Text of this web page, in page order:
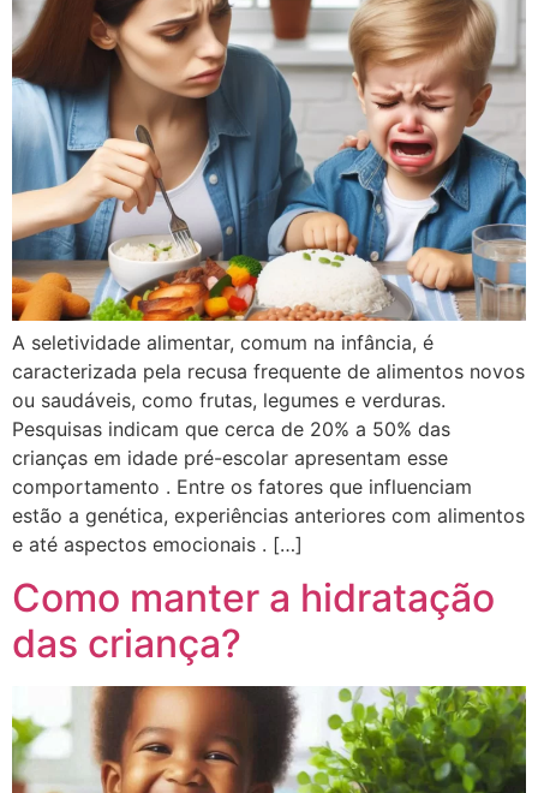
A seletividade alimentar, comum na infância, é
caracterizada pela recusa frequente de alimentos novos
ou saudáveis, como frutas, legumes e verduras.
Pesquisas indicam que cerca de 20% a 50% das
crianças em idade pré-escolar apresentam esse
comportamento . Entre os fatores que influenciam
estão a genética, experiências anteriores com alimentos
e até aspectos emocionais . […]
Como manter a hidratação
das criança?